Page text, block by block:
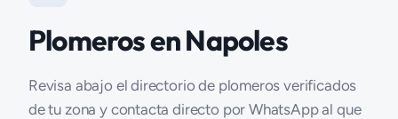
Plomeros en Napoles
Revisa abajo el directorio de plomeros verificados
de tu zona y contacta directo por WhatsApp al que